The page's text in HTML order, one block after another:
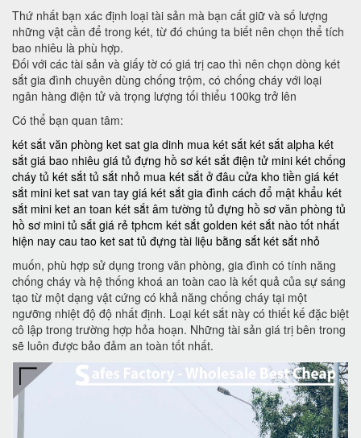
Thứ nhất bạn xác định loại tài sản mà bạn cất giữ và số lượng
những vật cần để trong két, từ đó chúng ta biết nên chọn thể tích
bao nhiêu là phù hợp.
Đối với các tài sản và giấy tờ có giá trị cao thì nên chọn dòng két
sắt gia đình chuyên dùng chống trộm, có chống cháy với loại
ngân hàng điện tử và trọng lượng tối thiểu 100kg trở lên
Có thể bạn quan tâm:
két sắt văn phòng ket sat gia dinh mua két sắt két sắt alpha két
sắt giá bao nhiêu giá tủ đựng hồ sơ két sắt điện tử mini két chống
cháy tủ két sắt tủ sắt nhỏ mua két sắt ở đâu cửa kho tiền giá két
sắt mini ket sat van tay giá két sắt gia đình cách đổ mật khẩu két
sắt mini ket an toan két sắt âm tường tủ đựng hồ sơ văn phòng tủ
hồ sơ mini tủ sắt giá rẻ tphcm két sắt golden két sắt nào tốt nhất
hiện nay cau tao ket sat tủ đựng tài liệu bằng sắt két sắt nhỏ
muốn, phù hợp sử dụng trong văn phòng, gia đình có tính năng
chống cháy và hệ thống khoá an toàn cao là kết quả của sự sáng
tạo từ một dạng vật cứng có khả năng chống cháy tại một
ngưỡng nhiệt độ độ nhất định. Loại két sắt này có thiết kế đặc biệt
cô lập trong trường hợp hỏa hoạn. Những tài sản giá trị bên trong
sẽ luôn được bảo đảm an toàn tốt nhất.